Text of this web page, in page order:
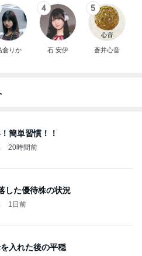
倉りか
4
石 安伊
5
蒼井心音
簡単習慣！！
20時間前
した優待株の状況
1日前
入れた後の平穏